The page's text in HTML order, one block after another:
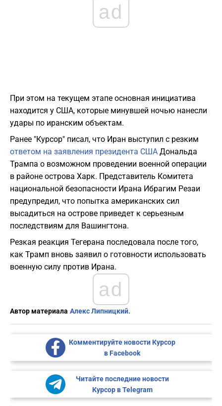
ad
При этом на текущем этапе основная инициатива
находится у США, которые минувшей ночью нанесли
удары по иранским объектам.
Ранее "Курсор" писал, что Иран выступил с резким
ответом на заявления президента США Дональда
Трампа о возможном проведении военной операции
в районе острова Харк. Представитель Комитета
национальной безопасности Ирана Ибрагим Резаи
предупредил, что попытка американских сил
высадиться на острове приведет к серьезным
последствиям для Вашингтона.
Резкая реакция Тегерана последовала после того,
как Трамп вновь заявил о готовности использовать
военную силу против Ирана.
ad
Автор материала Алекс Липницкий.
Комментируйте новости Курсор
в Facebook
Читайте последние новости
Курсор в Telegram